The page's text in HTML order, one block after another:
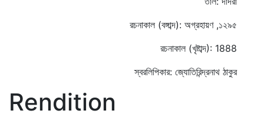
রচনাকাল (বঙ্গাব্দ): অগ্রহায়ণ ,১২৯৫
রচনাকাল (খৃষ্টাব্দ): 1888
স্বরলিপিকার: জ্যোতিরিন্দ্রনাথ ঠাকুর
Rendition